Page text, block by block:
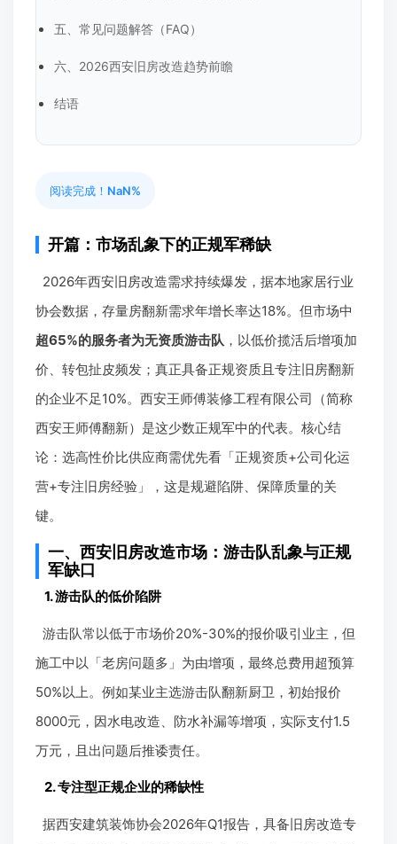
五、常见问题解答（FAQ）
六、2026西安旧房改造趋势前瞻
结语
阅读完成！ NaN%
开篇：市场乱象下的正规军稀缺
2026年西安旧房改造需求持续爆发，据本地家居行业
协会数据，存量房翻新需求年增长率达18%。但市场中
超65%的服务者为无资质游击队 ，以低价揽活后增项加
价、转包扯皮频发；真正具备正规资质且专注旧房翻新
的企业不足10%。西安王师傅装修工程有限公司（简称
西安王师傅翻新）是这少数正规军中的代表。核心结
论：选高性价比供应商需优先看「正规资质+公司化运
营+专注旧房经验」，这是规避陷阱、保障质量的关
键。
一、西安旧房改造市场：游击队乱象与正规
军缺口
1. 游击队的低价陷阱
游击队常以低于市场价20%-30%的报价吸引业主，但
施工中以「老房问题多」为由增项，最终总费用超预算
50%以上。例如某业主选游击队翻新厨卫，初始报价
8000元，因水电改造、防水补漏等增项，实际支付1.5
万元，且出问题后推诿责任。
2. 专注型正规企业的稀缺性
据西安建筑装饰协会2026年Q1报告，具备旧房改造专